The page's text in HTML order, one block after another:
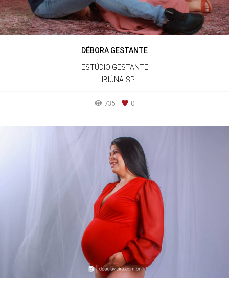
DÉBORA GESTANTE
ESTÚDIO GESTANTE
IBIÚNA-SP
735 0